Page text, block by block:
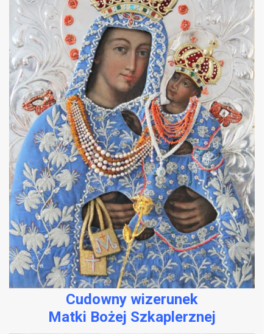
Cudowny wizerunek
Matki Bożej Szkaplerznej